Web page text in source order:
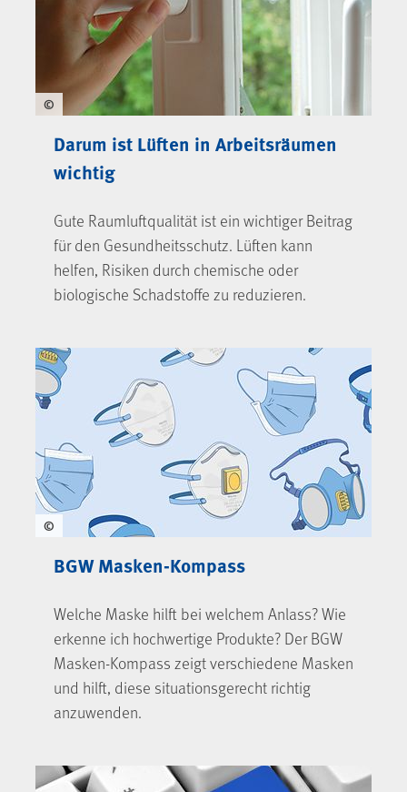
©
Darum ist Lüften in Arbeitsräumen
wichtig
Gute Raumluftqualität ist ein wichtiger Beitrag
für den Gesundheitsschutz. Lüften kann
helfen, Risiken durch chemische oder
biologische Schadstoffe zu reduzieren.
©
BGW Masken-Kompass
Welche Maske hilft bei welchem Anlass? Wie
erkenne ich hochwertige Produkte? Der BGW
Masken-Kompass zeigt verschiedene Masken
und hilft, diese situationsgerecht richtig
anzuwenden.